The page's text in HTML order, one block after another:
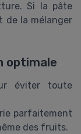
Si la pâte
de la mélanger
optimale
éviter toute
parfaitement
des fruits.